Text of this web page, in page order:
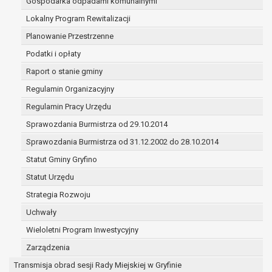
Lokalny Program Rewitalizacji
Planowanie Przestrzenne
Podatki i opłaty
Raport o stanie gminy
Regulamin Organizacyjny
Regulamin Pracy Urzędu
Sprawozdania Burmistrza od 29.10.2014
Sprawozdania Burmistrza od 31.12.2002 do 28.10.2014
Statut Gminy Gryfino
Statut Urzędu
Strategia Rozwoju
Uchwały
Wieloletni Program Inwestycyjny
Zarządzenia
Transmisja obrad sesji Rady Miejskiej w Gryfinie
wykonania zadania realizowanego w interesie
publicznym lub w ramach sprawowania władzy
publicznej powierzonej administratorowi;
w pozostałych przypadkach dane osobowe
przetwarzane są wyłącznie na podstawie wcześniej
udzielonej zgody w zakresie i celu określonym w
zgody.
W związku z przetwarzaniem danych w celu wskazanym
pkt. 3, dane osobowe mogą być udostępniane innym
upoważnionym odbiorcom lub kategoriom odbiorców
osobowych. Odbiorcami mogą być:
podmioty, które przetwarzają dane osobowe w
administratora na podstawie zawartej z nim umowy
powierzenia przetwarzania danych osobowych;
podmioty upoważnione do odbioru danych
Pani/Pana dane osobowe będą przetwarzane przez okres
niezbędny do realizacji celu dla jakiego zostały zebrane
zgodnie z terminami archiwizacji określonymi przez
prawa powszechnie obowiązującego.